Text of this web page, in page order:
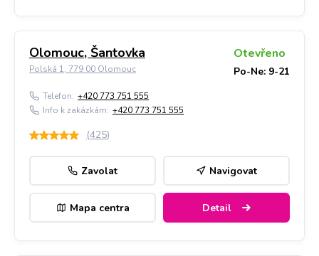
Olomouc, Šantovka
Polská 1, 779 00 Olomouc
Otevřeno
Po-Ne: 9-21
Telefon: +420 773 751 555
Info k zakázkám: +420 773 751 555
(425)
Zavolat Navigovat
Mapa centra Detail